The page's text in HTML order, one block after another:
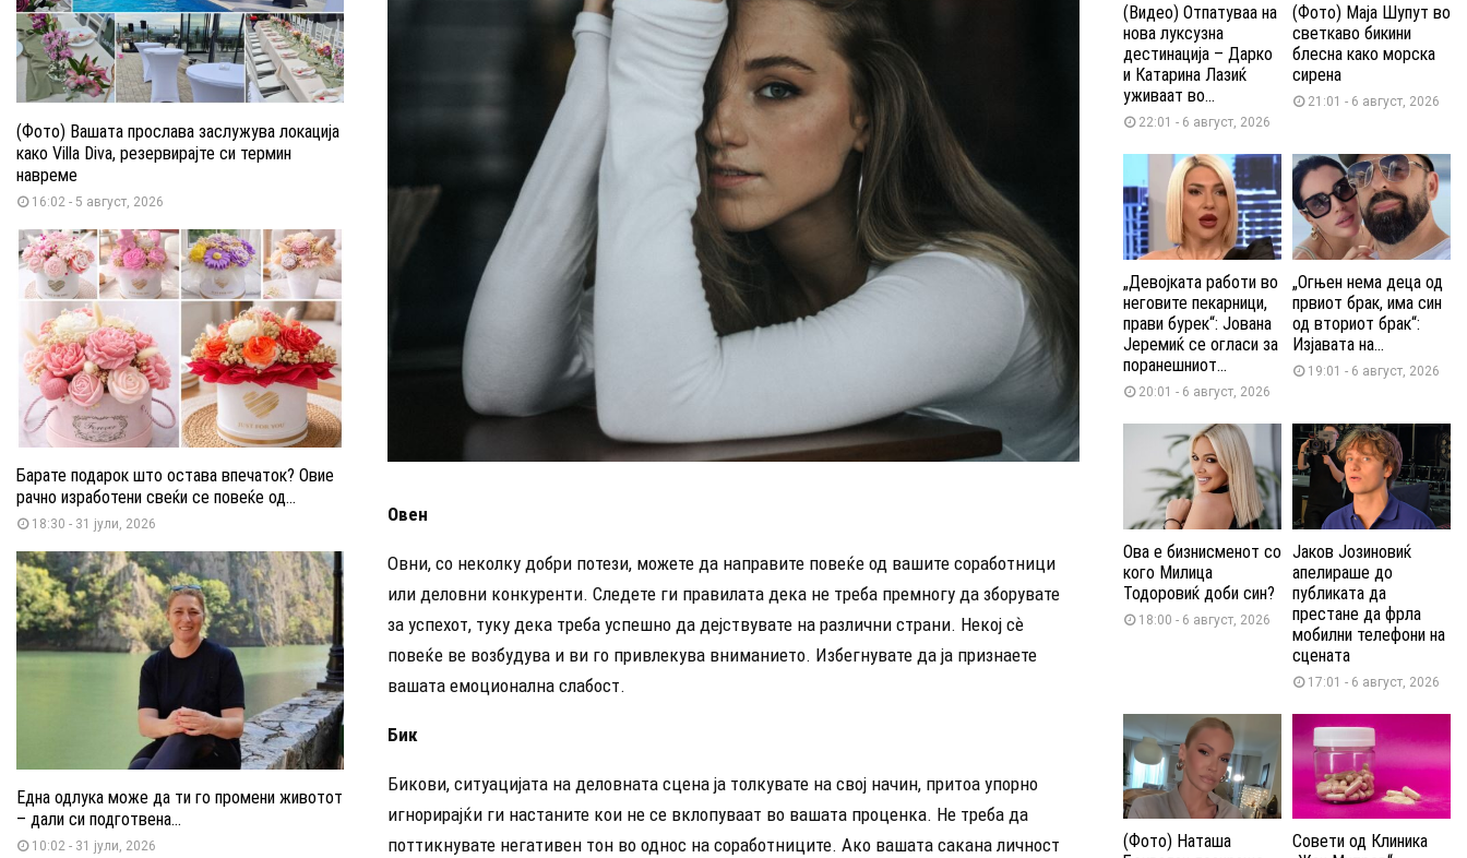
Овен
Овни, со неколку добри потези, можете да направите повеќе од вашите соработници
или деловни конкуренти. Следете ги правилата дека не треба премногу да зборувате
за успехот, туку дека треба успешно да дејствувате на различни страни. Некој сѐ
повеќе ве возбудува и ви го привлекува вниманието. Избегнувате да ја признаете
вашата емоционална слабост.
Бик
Бикови, ситуацијата на деловната сцена ја толкувате на свој начин, притоа упорно
игнорирајќи ги настаните кои не се вклопуваат во вашата проценка. Не треба да
поттикнувате негативен тон во однос на соработниците. Ако вашата сакана личност
(Фото) Вашата прослава заслужува локација
како Villa Diva, резервирајте си термин
навреме
16:02 - 5 август, 2026
Барате подарок што остава впечаток? Овие
рачно изработени свеќи се повеќе од...
18:30 - 31 јули, 2026
Една одлука може да ти го промени животот
– дали си подготвена...
10:02 - 31 јули, 2026
(Видео) Отпатуваа на
нова луксузна
дестинација – Дарко
и Катарина Лазиќ
уживаат во...
22:01 - 6 август, 2026
(Фото) Маја Шупут во
светкаво бикини
блесна како морска
сирена
21:01 - 6 август, 2026
„Девојката работи во
неговите пекарници,
прави бурек“: Јована
Јеремиќ се огласи за
поранешниот...
20:01 - 6 август, 2026
„Огњен нема деца од
првиот брак, има син
од вториот брак“:
Изјавата на...
19:01 - 6 август, 2026
Ова е бизнисменот со
кого Милица
Тодоровиќ доби син?
18:00 - 6 август, 2026
Јаков Јозиновиќ
апелираше до
публиката да
престане да фрла
мобилни телефони на
сцената
17:01 - 6 август, 2026
(Фото) Наташа
Совети од Клиника